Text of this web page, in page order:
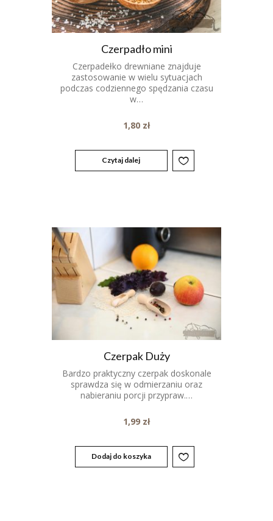
Czerpadło mini
Czerpadełko drewniane znajduje
zastosowanie w wielu sytuacjach
podczas codziennego spędzania czasu
w…
1,80 zł
Czytaj dalej
Czerpak Duży
Bardzo praktyczny czerpak doskonale
sprawdza się w odmierzaniu oraz
nabieraniu porcji przypraw.…
1,99 zł
Dodaj do koszyka